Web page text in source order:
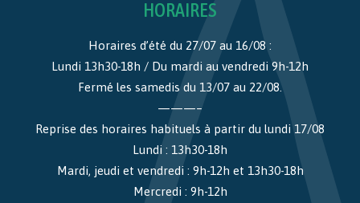
HORAIRES
Horaires d’été du 27/07 au 16/08 :
Lundi 13h30-18h / Du mardi au vendredi 9h-12h
Fermé les samedis du 13/07 au 22/08.
———–
Reprise des horaires habituels à partir du lundi 17/08
Lundi : 13h30-18h
Mardi, jeudi et vendredi : 9h-12h et 13h30-18h
Mercredi : 9h-12h